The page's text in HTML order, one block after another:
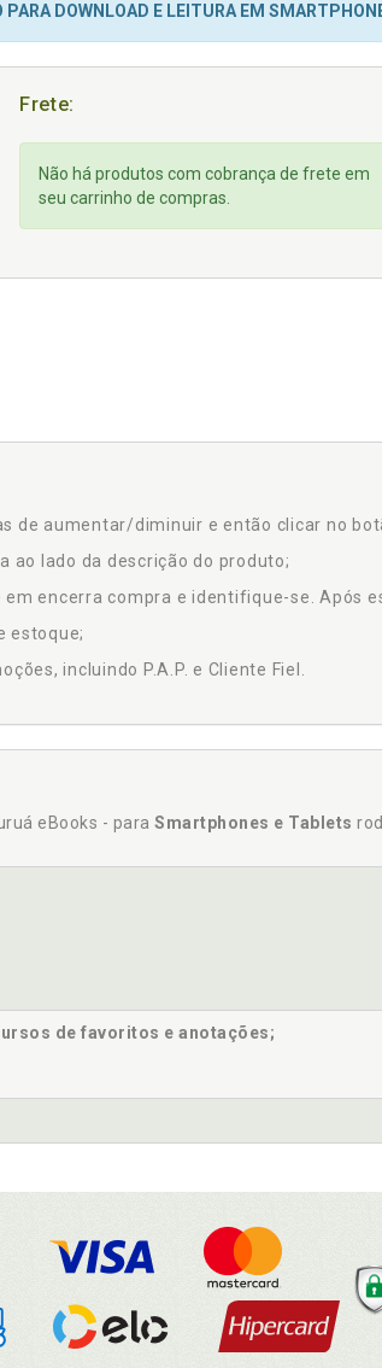
PARA DOWNLOAD E LEITURA EM
Frete:
Não há produtos com cobrança de frete em
seu carrinho de compras.
de aumentar/diminuir e então clicar no
ao lado da descrição do produto;
encerra compra e identifique-se. Após
estoque;
incluindo P.A.P. e Cliente Fiel.
eBooks - para Smartphones e Tablets
de favoritos e anotações;